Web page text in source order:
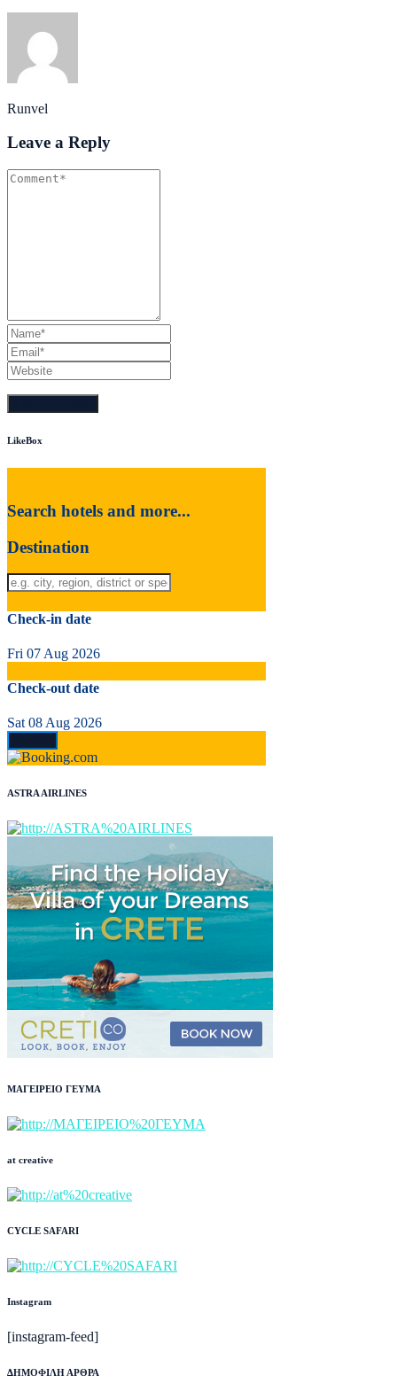
Runvel
Leave a Reply
LikeBox
Search hotels and more...
Destination
Check-in date
Fri 07 Aug 2026
Check-out date
Sat 08 Aug 2026
ASTRA AIRLINES
ΜΑΓΕΙΡΕΙΟ ΓΕΥΜΑ
at creative
CYCLE SAFARI
Instagram
[instagram-feed]
ΔΗΜΟΦΙΛΗ ΑΡΘΡΑ